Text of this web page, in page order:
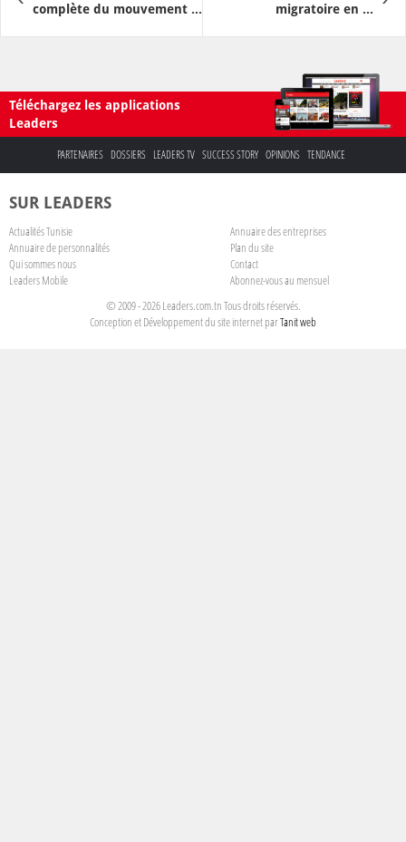
complète du mouvement ...
migratoire en ...
Téléchargez les applications
Leaders
PARTENAIRES DOSSIERS LEADERS TV SUCCESS STORY OPINIONS TENDANCE
SUR LEADERS
Actualités Tunisie
Annuaire des entreprises
Annuaire de personnalités
Plan du site
Qui sommes nous
Contact
Leaders Mobile
Abonnez-vous au mensuel
© 2009 - 2026 Leaders.com.tn Tous droits réservés.
Conception et Développement du site internet parTanit web